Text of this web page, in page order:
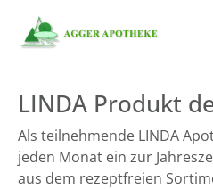
LINDA Produkt
Als teilnehmende LINDA
jeden Monat ein zur
aus dem rezeptfreien